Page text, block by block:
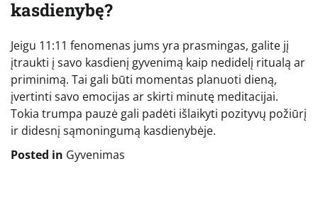
kasdienybę?
Jeigu 11:11 fenomenas jums yra prasmingas, galite jį
įtraukti į savo kasdienį gyvenimą kaip nedidelį ritualą ar
priminimą. Tai gali būti momentas planuoti dieną,
įvertinti savo emocijas ar skirti minutę meditacijai.
Tokia trumpa pauzė gali padėti išlaikyti pozityvų požiūrį
ir didesnį sąmoningumą kasdienybėje.
Posted in Gyvenimas